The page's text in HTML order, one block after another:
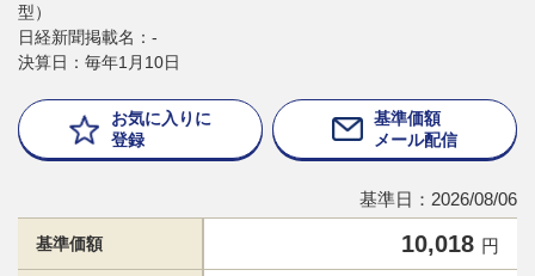
型）
日経新聞掲載名：-
決算日：毎年1月10日
お気に入りに
登録
基準価額
メール配信
基準日：2026/08/06
基準価額 10,018 円